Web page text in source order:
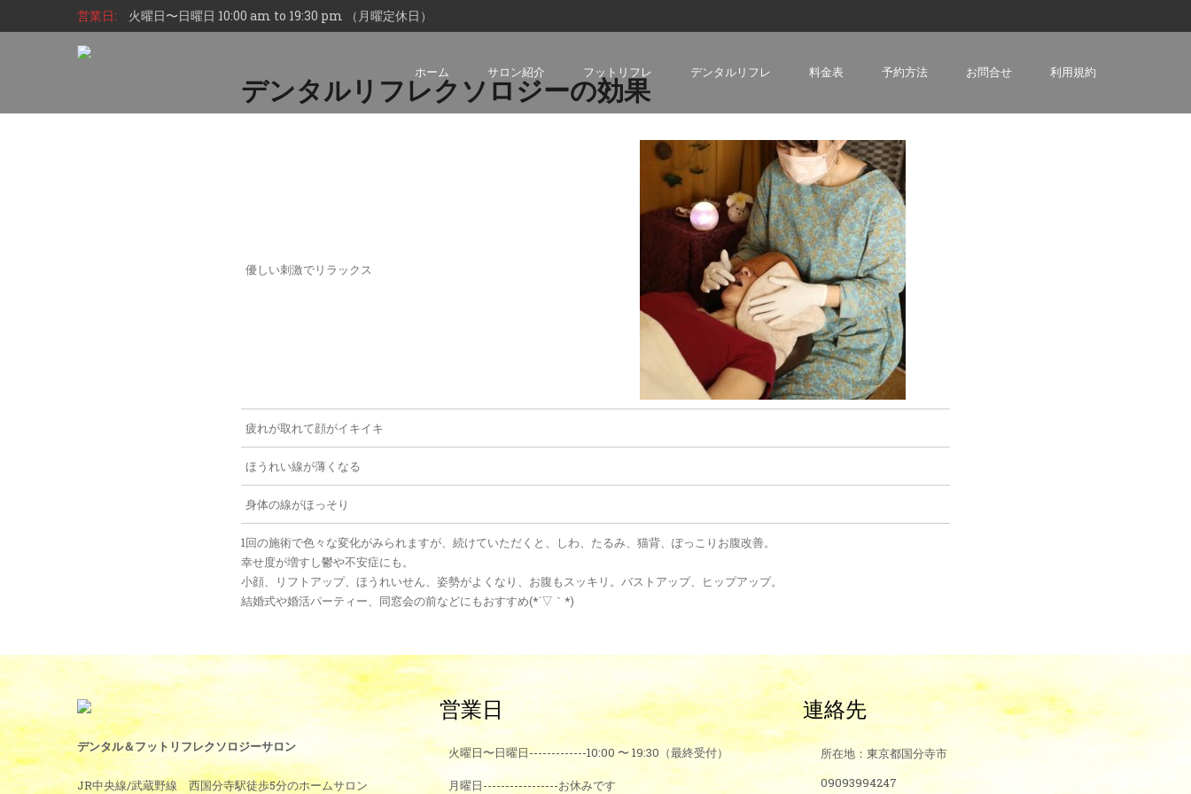
営業日: 火曜日〜日曜日 10:00 am to 19:30 pm （月曜定休日）
ホーム サロン紹介 フットリフレ デンタルリフレ 料金表 予約方法 お問合せ 利用規約
デンタルリフレクソロジーの効果
優しい刺激でリラックス
疲れが取れて顔がイキイキ
ほうれい線が薄くなる
身体の線がほっそり
1回の施術で色々な変化がみられますが、続けていただくと、しわ、たるみ、猫背、ぽっこりお腹改善。
幸せ度が増すし鬱や不安症にも。
小顔、リフトアップ、ほうれいせん、姿勢がよくなり、お腹もスッキリ。バストアップ、ヒップアップ。
結婚式や婚活パーティー、同窓会の前などにもおすすめ(*´▽｀*)
デンタル＆フットリフレクソロジーサロン
JR中央線/武蔵野線 西国分寺駅徒歩5分のホームサロン
営業日
火曜日〜日曜日-------------10:00 〜 19:30（最終受付）
月曜日-----------------お休みです
連絡先
所在地：東京都国分寺市
09093994247